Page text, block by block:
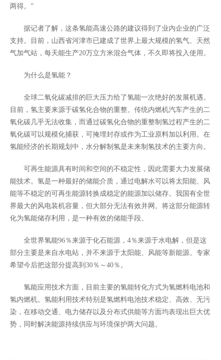
两得。”
据记者了解，这条氢能高速公路的建议得到了业内企业的广泛
支持。目前，山西省河津市已建成了世界上最大规模的氢气、天然
气加气站，每天能生产20万立方米混合气体，不久即将投入使用。
为什么是氢能？
全球二氧化碳减排的巨大压力给了氢能一次绝好的发展机遇。
目前，氢主要来源于碳氢化合物的重整。传统内燃机汽车产生的二
氧化碳几乎无法收集，而通过碳氢化合物的重整制氢过程产生的二
氧化碳可以规模化捕获，可掩埋封存或作为工业原料加以利用。在
氢能经济的长期规划中，水分解制氢是未来制氢技术的主要方向。
可再生能源具有时间和空间的不稳定性，因此需要大力发展储
能技术。氢是一种最好的储能介质，通过电解水可以将太阳能、风
能等不稳定的可再生能源转换成稳定的能源加以储存。我国有全世
界最大的风电装机容量，但大部分无法有效并网。将这部分能源转
化为氢能储存利用，是一种有效的储能手段。
全世界氢能96％来源于化石能源，4％来源于水电解，但是这
部分主要是来自水电站，并不来源于太阳能、风能等新能源。专家
希望今后把这部分提高到30％～40％。
氢能应用技术方面，目前主要的氢能转化方式为氢燃料电池和
氢内燃机。氢能利用技术特别是氢燃料电池技术稳定、高效、无污
染，在移动交通、电力储存以及分布式供能等方面均表现出巨大优
势，同时解决能源持续供应与环境保护两大问题。